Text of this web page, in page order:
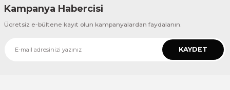
Kampanya Habercisi
Ücretsiz e-bültene kayıt olun kampanyalardan faydalanın.
KAYDET